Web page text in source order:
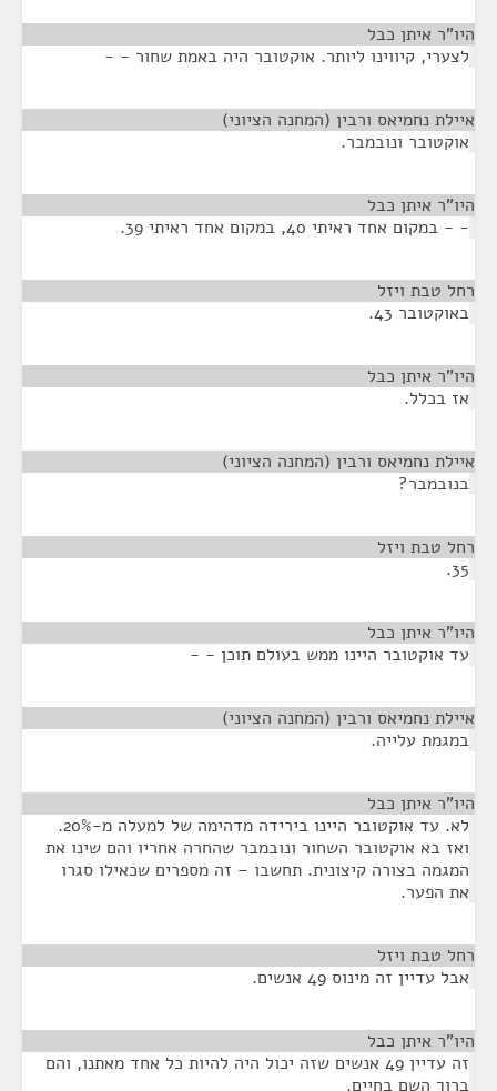
היו"ר איתן כבל
לצערי, קיווינו ליותר. אוקטובר היה באמת שחור - -
איילת נחמיאס ורבין (המחנה הציוני)
אוקטובר ונובמבר.
היו"ר איתן כבל
- - במקום אחד ראיתי 40, במקום אחד ראיתי 39.
רחל טבת ויזל
באוקטובר 43.
היו"ר איתן כבל
אז בכלל.
איילת נחמיאס ורבין (המחנה הציוני)
בנובמבר?
רחל טבת ויזל
35.
היו"ר איתן כבל
עד אוקטובר היינו ממש בעולם תוכן - -
איילת נחמיאס ורבין (המחנה הציוני)
במגמת עלייה.
היו"ר איתן כבל
לא. עד אוקטובר היינו בירידה מדהימה של למעלה מ-20%.
ואז בא אוקטובר השחור ונובמבר שהחרה אחריו והם שינו את
המגמה בצורה קיצונית. תחשבו – זה מספרים שכאילו סגרו
את הפער.
רחל טבת ויזל
אבל עדיין זה מינוס 49 אנשים.
היו"ר איתן כבל
זה עדיין 49 אנשים שזה יכול היה להיות כל אחד מאתנו, והם
ברוך השם בחיים.